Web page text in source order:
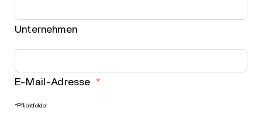
Unternehmen
E-Mail-Adresse
*Pflichtfelder